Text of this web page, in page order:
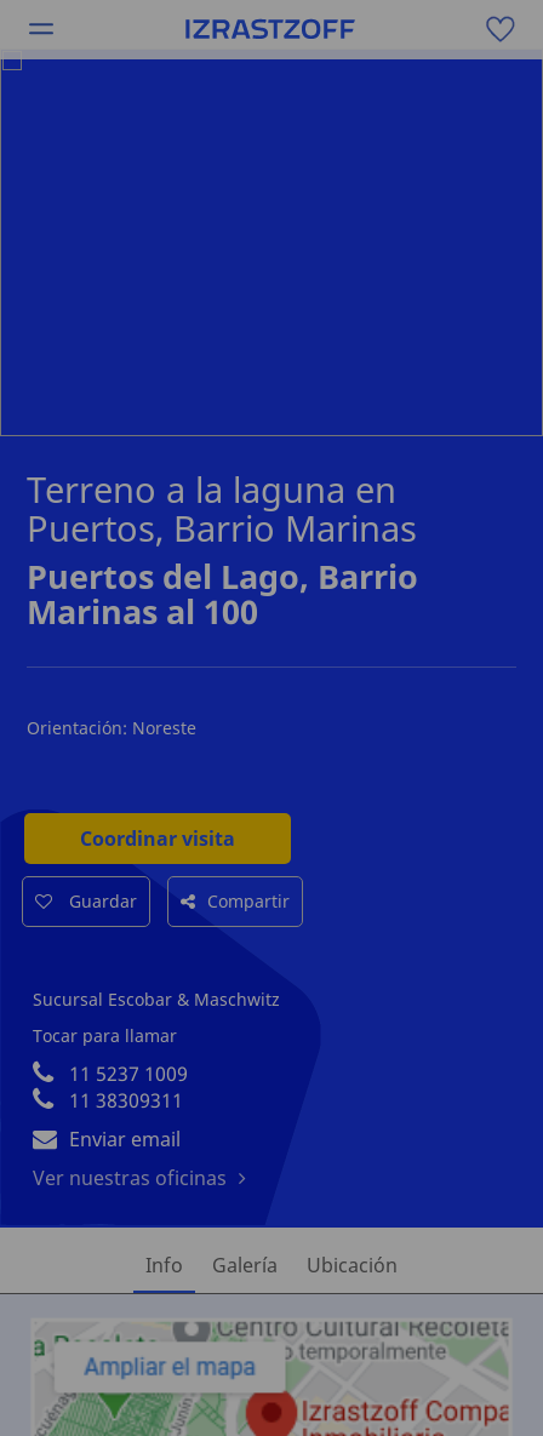
Terreno a la laguna en
Puertos, Barrio Marinas
Puertos del Lago, Barrio
Marinas al 100
Orientación: Noreste
Coordinar visita
Guardar Compartir
Sucursal Escobar & Maschwitz
Tocar para llamar
11 5237 1009
11 38309311
Enviar email
Ver nuestras oficinas
Info Galería Ubicación